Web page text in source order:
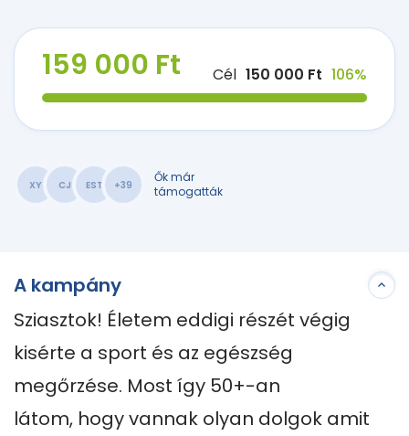
159 000 Ft Cél 150 000 Ft 106%
XY CJ EST +39
Ők már
támogatták
A kampány
Sziasztok! Életem eddigi részét végig
kisérte a sport és az egészség
megőrzése. Most így 50+-an
látom, hogy vannak olyan dolgok amit